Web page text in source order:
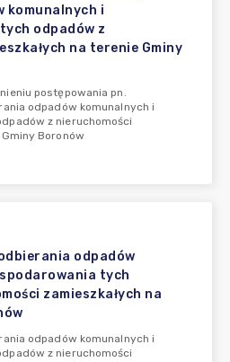
komunalnych i
odpadów z
na terenie Gminy
postępowania pn.
odpadów komunalnych i
z nieruchomości
Boronów
odpadów
tych
zamieszkałych na
odpadów komunalnych i
z nieruchomości